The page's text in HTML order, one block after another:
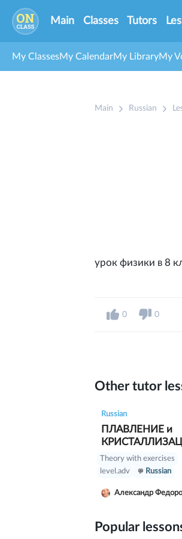
Main Classes Tutors
My ClassesMy CalendarMy LibraryMy
Main Russian
урок физики в 8
0 0
Other tutor
Russian
ПЛАВЛЕНИЕ и
Theory with exercises
level.adv
Russian
Александр
Popular